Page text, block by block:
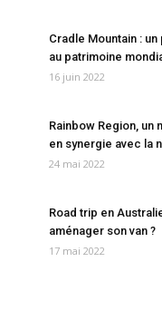
Cradle Mountain : un
au patrimoine
16 juin 2022
Rainbow Region, un
en synergie avec la
24 mai 2022
Road trip en
aménager son van ?
17 mai 2022